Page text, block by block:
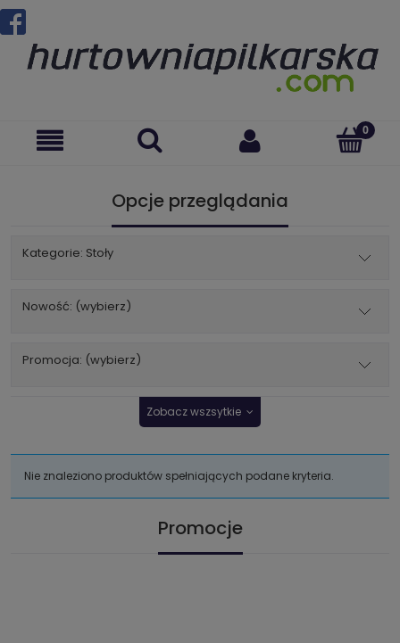
Opcje przeglądania
Kategorie: Stoły
Nowość: (wybierz)
Promocja: (wybierz)
Zobacz wszsytkie
Nie znaleziono produktów spełniających podane kryteria.
Promocje